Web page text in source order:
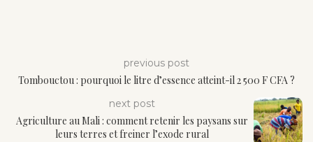
previous post
Tombouctou : pourquoi le litre d’essence atteint-il 2 500 F CFA ?
next post
Agriculture au Mali : comment retenir les paysans sur
leurs terres et freiner l’exode rural